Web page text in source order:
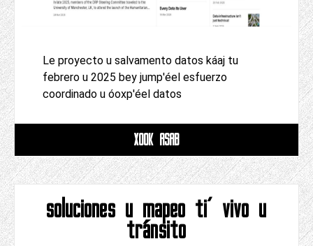
Le proyecto u salvamento datos káaj tu
febrero u 2025 bey jump'éel esfuerzo
coordinado u óoxp'éel datos
XOOK ASAB
soluciones u mapeo ti' vivo u
tránsito